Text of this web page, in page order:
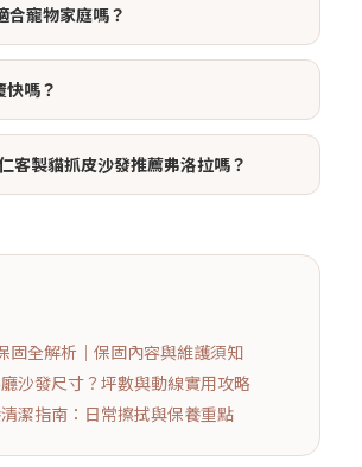
合寵物家庭嗎？
快嗎？
客製貓抓皮沙發推薦弗洛拉嗎？
固全解析｜保固內容與維護須知
沙發尺寸？坪數與動線實用攻略
潔指南：日常擦拭與保養重點